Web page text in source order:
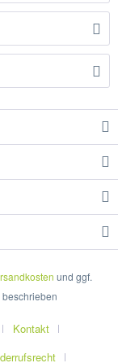
und ggf.
Kontakt